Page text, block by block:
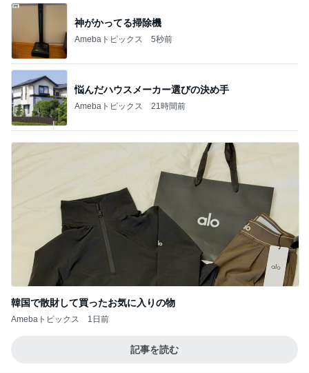
神がかってる掃除機
Amebaトピックス 5秒前
悩んだハウスメーカー選びの決め手
Amebaトピックス 21時間前
韓国で散財して買ったお気に入りの物
Amebaトピックス 1日前
記事を読む